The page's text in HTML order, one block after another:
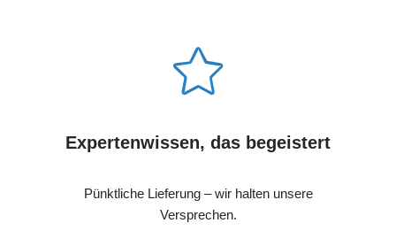
Expertenwissen, das begeistert
Pünktliche Lieferung – wir halten unsere
Versprechen.